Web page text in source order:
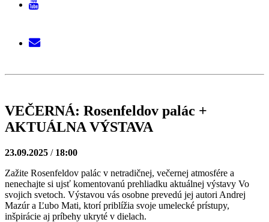
VEČERNÁ: Rosenfeldov palác +
AKTUÁLNA VÝSTAVA
23.09.2025 / 18:00
Zažite Rosenfeldov palác v netradičnej, večernej atmosfére a
nenechajte si ujsť komentovanú prehliadku aktuálnej výstavy Vo
svojich svetoch. Výstavou vás osobne prevedú jej autori Andrej
Mazúr a Ľubo Mati, ktorí priblížia svoje umelecké prístupy,
inšpirácie aj príbehy ukryté v dielach.